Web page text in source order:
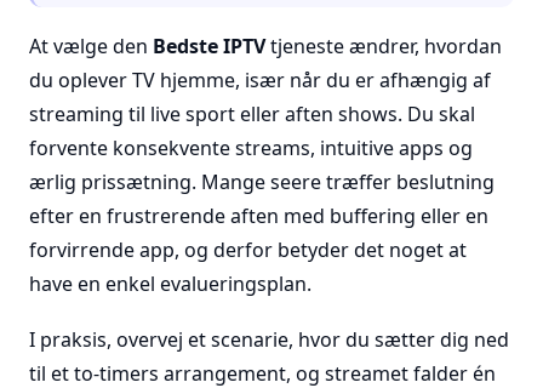
At vælge den Bedste IPTVtjeneste ændrer, hvordan
du oplever TV hjemme, især når du er afhængig af
streaming til live sport eller aften shows. Du skal
forvente konsekvente streams, intuitive apps og
ærlig prissætning. Mange seere træffer beslutning
efter en frustrerende aften med buffering eller en
forvirrende app, og derfor betyder det noget at
have en enkel evalueringsplan.
I praksis, overvej et scenarie, hvor du sætter dig ned
til et to-timers arrangement, og streamet falder én